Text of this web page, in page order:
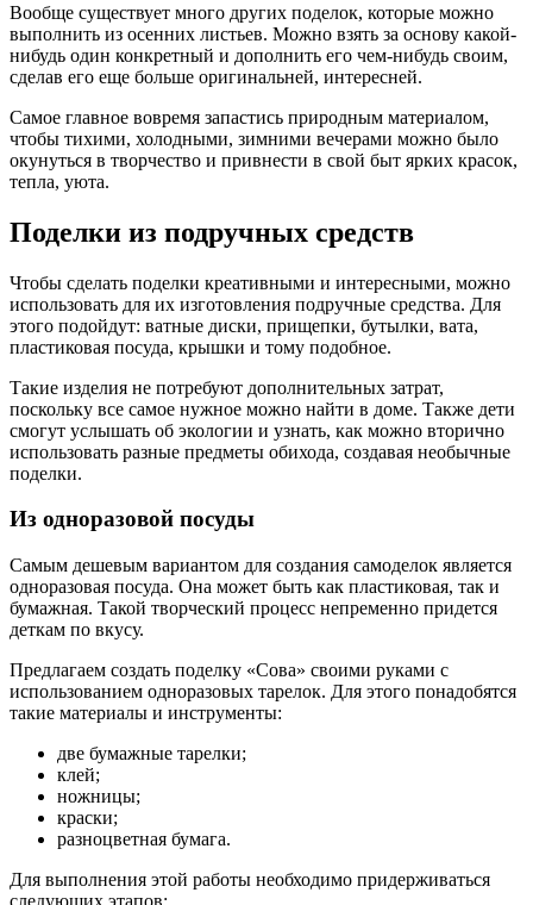
Вообще существует много других поделок, которые можно
выполнить из осенних листьев. Можно взять за основу какой-
нибудь один конкретный и дополнить его чем-нибудь своим,
сделав его еще больше оригинальней, интересней.
Самое главное вовремя запастись природным материалом,
чтобы тихими, холодными, зимними вечерами можно было
окунуться в творчество и привнести в свой быт ярких красок,
тепла, уюта.
Поделки из подручных средств
Чтобы сделать поделки креативными и интересными, можно
использовать для их изготовления подручные средства. Для
этого подойдут: ватные диски, прищепки, бутылки, вата,
пластиковая посуда, крышки и тому подобное.
Такие изделия не потребуют дополнительных затрат,
поскольку все самое нужное можно найти в доме. Также дети
смогут услышать об экологии и узнать, как можно вторично
использовать разные предметы обихода, создавая необычные
поделки.
Из одноразовой посуды
Самым дешевым вариантом для создания самоделок является
одноразовая посуда. Она может быть как пластиковая, так и
бумажная. Такой творческий процесс непременно придется
деткам по вкусу.
Предлагаем создать поделку «Сова» своими руками с
использованием одноразовых тарелок. Для этого понадобятся
такие материалы и инструменты:
две бумажные тарелки;
клей;
ножницы;
краски;
разноцветная бумага.
Для выполнения этой работы необходимо придерживаться